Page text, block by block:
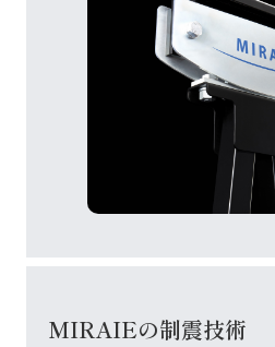
MIRAIEの制震技術